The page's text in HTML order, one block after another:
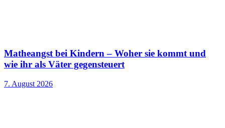
Matheangst bei Kindern – Woher sie kommt und
wie ihr als Väter gegensteuert
7. August 2026